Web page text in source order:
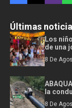
Últimas
Los
de una
8 De
la
8 De